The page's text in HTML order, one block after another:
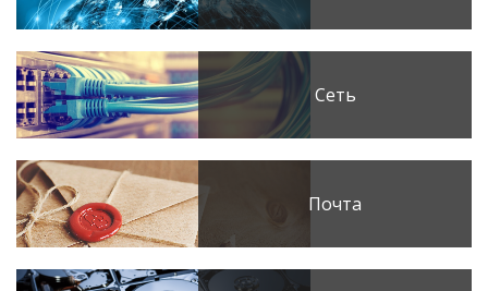
Сеть
Почта